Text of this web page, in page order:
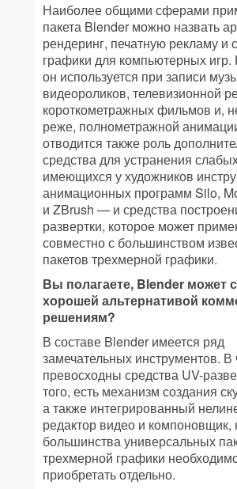
Наиболее общими сферами
пакета Blender можно назвать
рендеринг, печатную рекламу и
графики для компьютерных игр.
он используется при записи
видеороликов, телевизионной
короткометражных фильмов и,
реже, полнометражной
отводится также роль
средства для устранения
имеющихся у художников
анимационных программ Silo,
и ZBrush — и средства
развертки, которое может
совместно с большинством
пакетов трехмерной графики.
Вы полагаете, Blender может
хорошей альтернативой
решениям?
В составе Blender имеется ряд
замечательных инструментов. В
превосходны средства UV-
того, есть механизм создания
а также интегрированный
редактор видео и компоновщик,
большинства универсальных
трехмерной графики
приобретать отдельно.